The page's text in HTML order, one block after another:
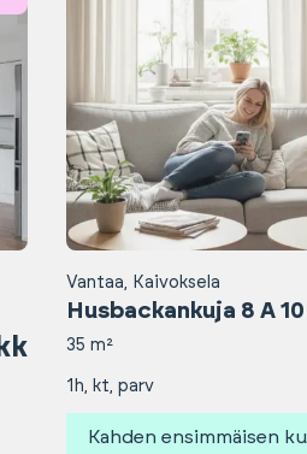
Vantaa, Kaivoksela
Husbackankuja 8 A 10
35 m²
1h, kt, parv
Kahden ensimmäisen